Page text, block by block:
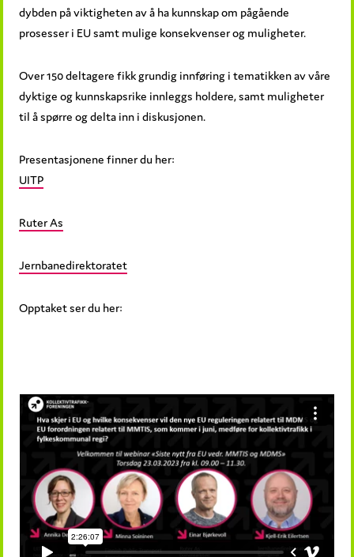
dybden på viktigheten av å ha kunnskap om pågående
prosesser i EU samt mulige konsekvenser og muligheter.
Over 150 deltagere fikk grundig innføring i tematikken av våre
dyktige og kunnskapsrike innleggs holdere, samt muligheter
til å spørre og delta inn i diskusjonen.
Presentasjonene finner du her:
UITP
Ruter As
Jernbanedirektoratet
Opptaket ser du her: